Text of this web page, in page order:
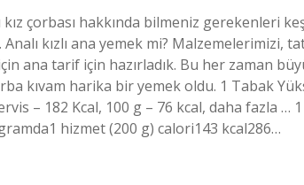
kız çorbası hakkında bilmeniz gerekenleri
kızlı ana yemek mi? Malzemelerimizi,
ana tarif için hazırladık. Bu her zaman
kıvam harika bir yemek oldu. 1 Tabak
– 182 Kcal, 100 g – 76 kcal, daha fazla …
hizmet (200 g) calori143 kcal286…